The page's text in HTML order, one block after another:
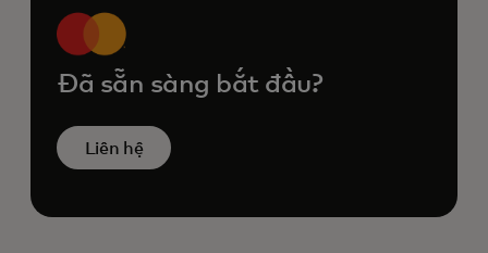
Đã sẵn sàng bắt đầu?
Liên hệ